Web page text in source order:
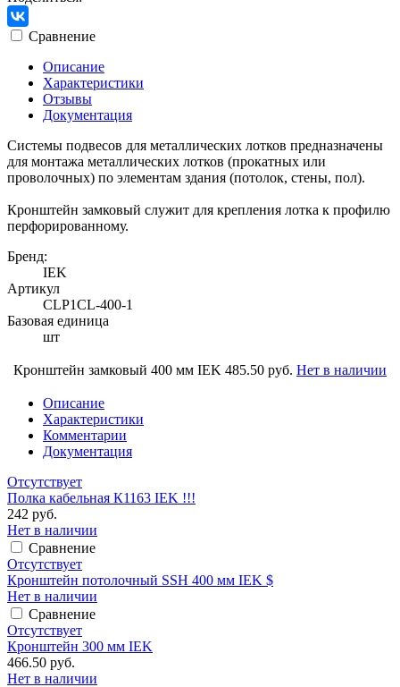
Сравнение
Описание
Характеристики
Отзывы
Документация
Системы подвесов для металлических лотков предназначены
для монтажа металлических лотков (прокатных или
проволочных) по элементам здания (потолок, стены, пол).
Кронштейн замковый служит для крепления лотка к профилю
перфорированному.
Бренд:
IEK
Артикул
CLP1CL-400-1
Базовая единица
шт
Кронштейн замковый 400 мм IEK 485.50 руб. Нет в наличии
Описание
Характеристики
Комментарии
Документация
Отсутствует
Полка кабельная К1163 IEK !!!
242 руб.
Нет в наличии
Сравнение
Отсутствует
Кронштейн потолочный SSH 400 мм IEK $
Нет в наличии
Сравнение
Отсутствует
Кронштейн 300 мм IEK
466.50 руб.
Нет в наличии